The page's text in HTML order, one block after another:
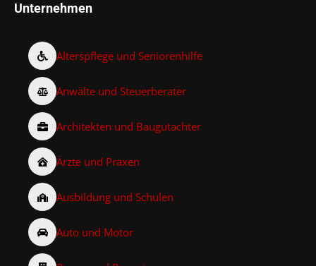
Unternehmen
Alterspflege und Seniorenhilfe
Anwälte und Steuerberater
Architekten und Baugutachter
Ärzte und Praxen
Ausbildung und Schulen
Auto und Motor